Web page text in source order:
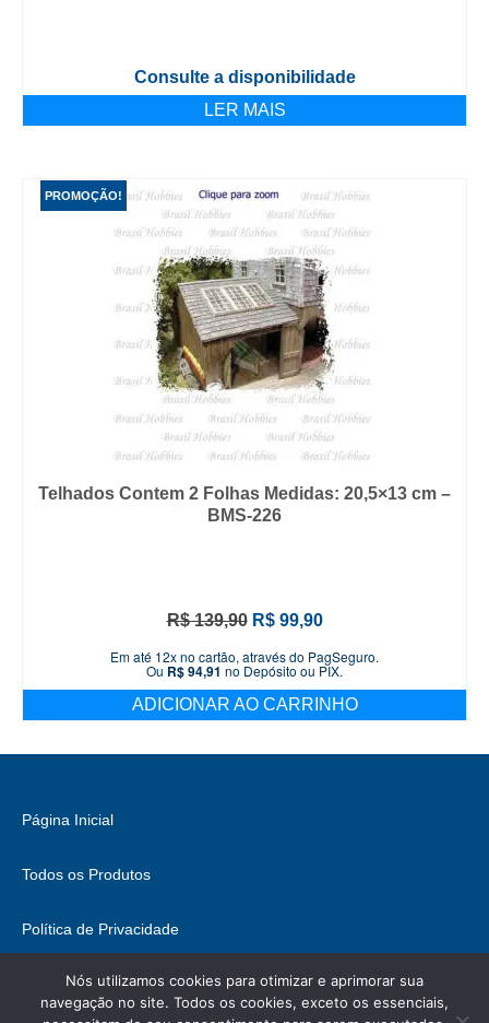
Consulte a disponibilidade
LER MAIS
PROMOÇÃO!
Telhados Contem 2 Folhas Medidas: 20,5×13 cm –
BMS-226
R$139,90 O
original
era:
R$ 139,90.
R$99,90O
atual
é:
R$ 99,90.
Em até 12x no cartão, através do PagSeguro.
Ou R$94,91 no Depósito ou PIX.
ADICIONAR AO CARRINHO
Página Inicial
Todos os Produtos
Política de Privacidade
Fale Conosco
Nós utilizamos cookies para otimizar e aprimorar sua
navegação no site. Todos os cookies, exceto os essenciais,